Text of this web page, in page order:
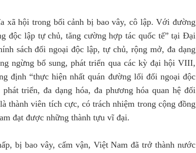
xã hội trong bối cảnh bị bao vây, cô lập. Với đường
độc lập tự chủ, tăng cường hợp tác quốc tế” tại Đại
sách đối ngoại độc lập, tự chủ, rộng mở, đa dạng
ngừng bổ sung, phát triển qua các kỳ đại hội VIII,
“thực hiện nhất quán đường lối đối ngoại độc
triển, đa dạng hóa, đa phương hóa quan hệ đối
thành viên tích cực, có trách nhiệm trong cộng đồng
đạt được những thành tựu vĩ đại.
bị bao vây, cấm vận, Việt Nam đã trở thành nước